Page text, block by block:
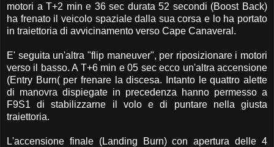
motori a T+2 min e 36 sec durata 52 secondi (Boost Back)
ha frenato il veicolo spaziale dalla sua corsa e lo ha portato
in traiettoria di avvicinamento verso Cape Canaveral.
E' seguita un'altra "flip maneuver", per riposizionare i motori
verso il basso. A T+6 min e 05 sec ecco un'altra accensione
(Entry Burn( per frenare la discesa. Intanto le quattro alette
di manovra dispiegate in precedenza hanno permesso a
F9S1 di stabilizzarne il volo e di puntare nella giusta
traiettoria.
L'accensione finale (Landing Burn) con apertura delle 4